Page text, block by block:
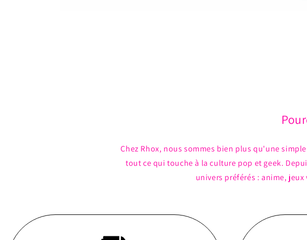
Chez Rhox, nous sommes bien plus qu'une
tout ce qui touche à la culture pop et geek.
univers préférés : anime,